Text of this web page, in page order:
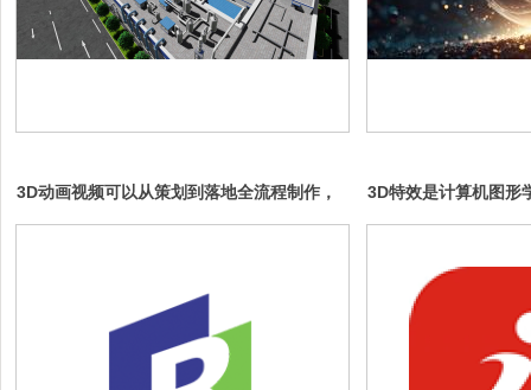
3D动画视频可以从策划到落地全流程制作，
适用于商业宣传、影视制作、游戏CG或创意
3D特效是计算机图形
成部分，广泛应用于
等领域。通过三维建
创造出逼真或风格化
效果，增强观众的沉